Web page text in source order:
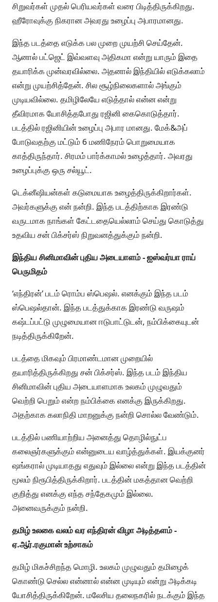
சிறுவர்கள் முதல் பெரியவர்கள் வரை பிடித்திருக்கிறது.
ஹீரோவுக்கு நிகரான அவரது உழைப்பு அபாரமானது.
இந்த படத்தை எடுக்க பல முறை முயற்சி செய்தேன்.
ஆனால் பட்ஜெட் இவ்வளவு அதிகமா என்று யாரும் இதை
தயாரிக்க முன்வரவில்லை. அதனால் இந்தியில் எடுக்கலாம்
என்று முயற்சித்தேன். சில சூழ்நிலைகளால் அங்கும்
முடியவில்லை. தமிழிலேயே எடுத்தால் என்ன என்று
தீவிரமாக யோசித்தபோது ரஜினி கைகொடுத்தார்.
படத்தில் ரஜினியின் உழைப்பு அபார மானது. மேக்&அப்
போடுவதற்கு மட்டும் 6 மணிநேரம் பொறுமையாக
காத்திருந்தார். சிரமம் பார்க்காமல் உழைத்தார். அவரது
உழைப்புக்கு ஒரு சல்யூட்.
டெக்னீஷியன்கள் கடுமையாக உழைத்திருக்கிறார்கள்.
அவர்களுக்கு என் நன்றி. இந்த படத்திற்காக இரண்டு
வருடமாக நாங்கள் கேட்டதையெல்லாம் செய்து கொடுத்து
உதவிய சன் பிக்சர்ஸ் நிறுவனத்துக்கும் நன்றி.
இந்திய சினிமாவின் புதிய அடையாளம் - ஐஸ்வர்யா ராய்
பெருமிதம்
‘எந்திரன்’ படம் ரொம்ப ஸ்பெஷல். எனக்கும் இந்த படம்
ஸ்பெஷல்தான். இந்த படத்துக்காக இரண்டு வருஷம்
கஷ்டப்பட்டு முழுமையான ஈடுபாட்டுடன், நம்பிக்கையுடன்
நடித்திருக்கிறேன்.
படத்தை மிகவும் பிரமாண்டமான முறையில்
தயாரித்திருக்கிறது சன் பிக்சர்ஸ். இந்த படம் இந்திய
சினிமாவின் புதிய அடையாளமாக உலகம் முழுவதும்
வெற்றி பெறும் என்ற நம்பிக்கை எனக்கு இருக்கிறது.
அதற்காக கலாநிதி மாறனுக்கு நன்றி சொல்ல வேண்டும்.
படத்தில் பணியாற்றிய அனைத்து தொழில்நுட்ப
கலைஞர்களுக்கும் என்னுடைய வாழ்த்துக்கள். இயக்குனர்
ஷங்கரால் முடியாதது எதுவும் இல்லை என்று இந்த படத்தின்
மூலம் நிரூபித்திருக்கிறார். படத்தின் மகத்தான வெற்றி
குறித்து எனக்கு எந்த சந்தேகமும் இல்லை.
அனைவருக்கும் நன்றி.
தமிழ் உலகை வலம் வர எந்திரன் விழா அடித்தளம் -
ஏ.ஆர்.ரகுமான் உற்சாகம்
தமிழ் மிகச்சிறந்த மொழி. உலகம் முழுவதும் தமிழைக்
கொண்டு செல்ல என்னால் என்ன முடியும் என்று அடிக்கடி
யோசித்திருக்கிறேன். மலேசிய தலைநகரில் நடக்கும் இந்த